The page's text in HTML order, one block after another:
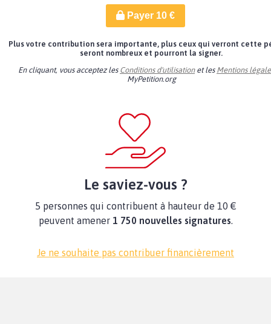
Payer 10€
Plus votre contribution sera importante, plus ceux qui verront cette
seront nombreux et pourront la signer.
En cliquant, vous acceptez les Conditions d'utilisationet les Mentions
MyPetition.org
Le saviez-vous ?
5 personnes qui contribuent à hauteur de 10 €
peuvent amener 1 750 nouvelles signatures.
Je ne souhaite pas contribuer financièrement